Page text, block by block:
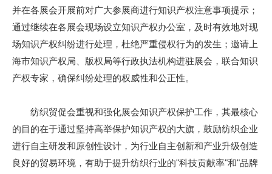
并在各展会开展前对广大参展商进行知识产权注意事项提示；
通过继续在各展会现场设立知识产权办公室，及时有效地对现
场知识产权纠纷进行处理，杜绝严重侵权行为的发生；邀请上
海市知识产权局、版权局等行政执法机构进驻展会，联合知识
产权专家，确保纠纷处理的权威性和公正性。
纺织贸促会重视和强化展会知识产权保护工作，其最核心
的目的在于通过坚持高举保护知识产权的大旗，鼓励纺织企业
进行自主研发和原创性设计，为行业自主创新和产业升级创造
良好的贸易环境，有助于提升纺织行业的"科技贡献率"和"品牌